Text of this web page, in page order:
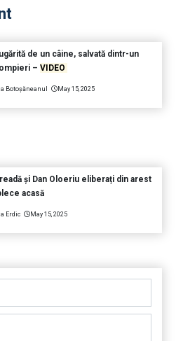
de un câine, salvată dintr-un
– VIDEO
Botoșăneanul May 15, 2025
și Dan Oloeriu eliberați din arest
acasă
Erdic May 15, 2025